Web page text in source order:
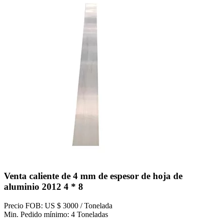
Venta caliente de 4 mm de espesor de hoja de
aluminio 2012 4 * 8
Precio FOB: US $ 3000 / Tonelada
Min. Pedido mínimo: 4 Toneladas